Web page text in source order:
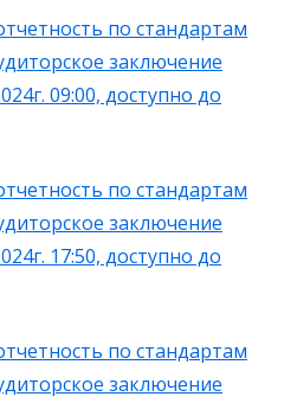
по стандартам
заключение
09:00, доступно до
по стандартам
заключение
17:50, доступно до
по стандартам
заключение